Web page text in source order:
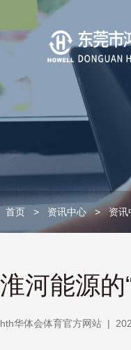
首页 > 资讯中心 > 资讯
淮河能源
hth华体会体育官方网站 |